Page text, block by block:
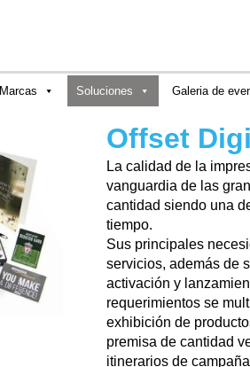
Marcas Soluciones Galeria de
Offset
La calidad de la
vanguardia de las
cantidad siendo una
tiempo.
Sus principales
servicios, además de
activación y
requerimientos se
exhibición de
premisa de cantidad
itinerarios de